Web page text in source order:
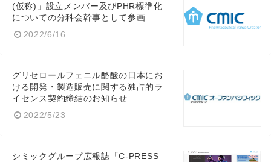
(仮称)」設立メンバー及びPHR標準化
についての分科会幹事として参画
2022/6/16
グリセロールフェニル酪酸の日本にお
ける開発・製造販売に関する独占的ラ
イセンス契約締結のお知らせ
2022/5/23
シミックグループ広報誌「C-PRESS